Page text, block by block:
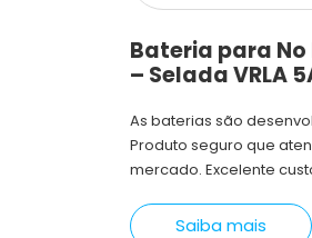
Bateria para No
– Selada VRLA
As baterias são
Produto seguro que
mercado. Excelente
Saiba mais